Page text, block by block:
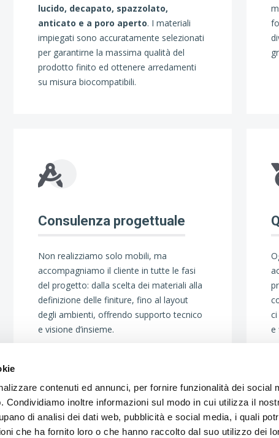
contenuti ed annunci, per fornire funzionalità dei social
Condividiamo inoltre informazioni sul modo in cui utilizza il
di analisi dei dati web, pubblicità e social media, i quali
che ha fornito loro o che hanno raccolto dal suo utilizzo dei
lucido, decapato, spazzolato,
anticato e a poro aperto. I materiali
impiegati sono accuratamente selezionati
per garantirne la massima qualità del
prodotto finito ed ottenere arredamenti
su misura biocompatibili.
Consulenza progettuale
Non realizziamo solo mobili, ma
accompagniamo il cliente in tutte le fasi
del progetto: dalla scelta dei materiali alla
definizione delle finiture, fino al layout
degli ambienti, offrendo supporto tecnico
e visione d’insieme.
e